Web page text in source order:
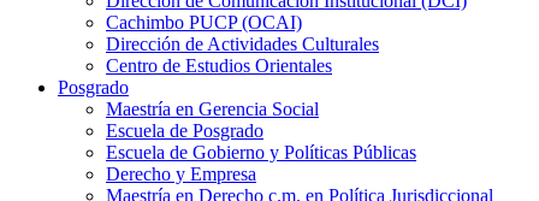
Cachimbo PUCP (OCAI)
Dirección de Actividades Culturales
Centro de Estudios Orientales
Posgrado
Maestría en Gerencia Social
Escuela de Posgrado
Escuela de Gobierno y Políticas Públicas
Derecho y Empresa
Maestría en Derecho c.m. en Política Jurisdiccional